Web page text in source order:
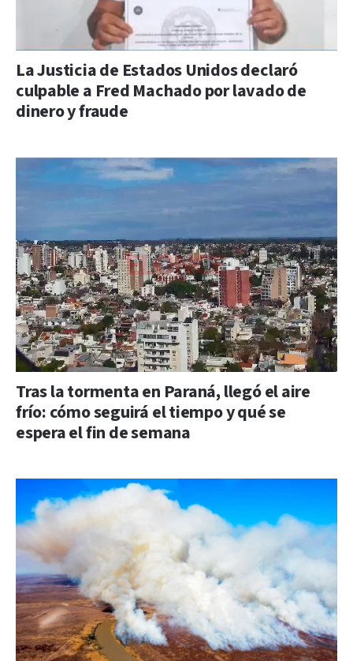
La Justicia de Estados Unidos declaró
culpable a Fred Machado por lavado de
dinero y fraude
Tras la tormenta en Paraná, llegó el aire
frío: cómo seguirá el tiempo y qué se
espera el fin de semana